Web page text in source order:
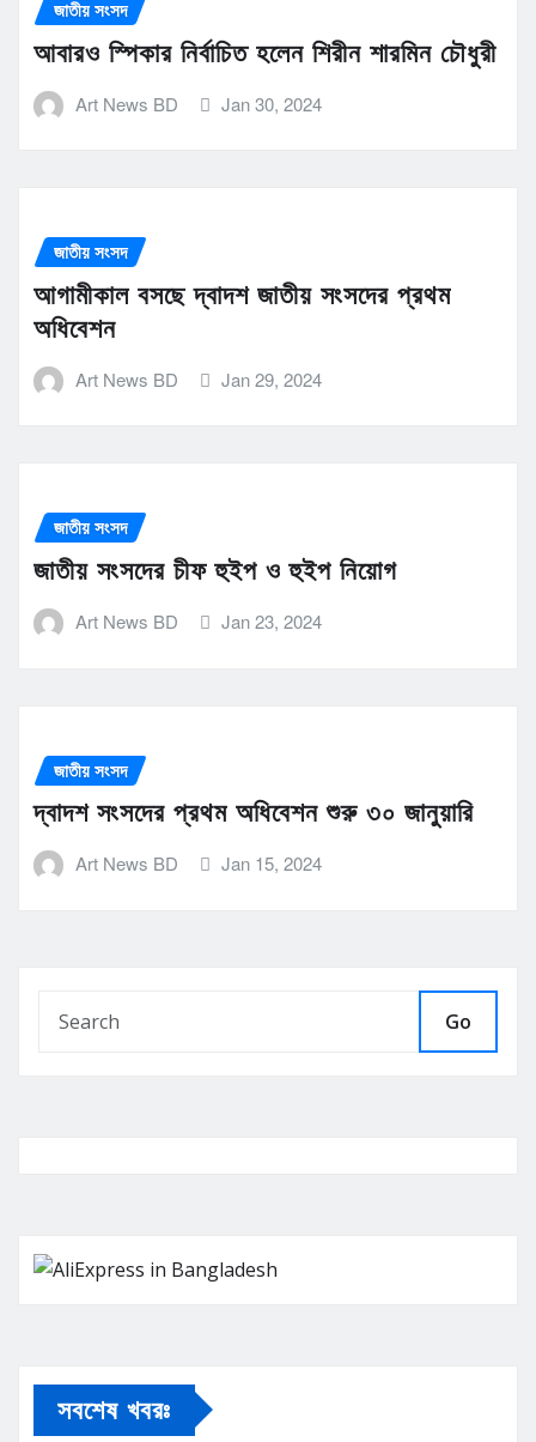
জাতীয় সংসদ
আবারও স্পিকার নির্বাচিত হলেন শিরীন শারমিন চৌধুরী
Art News BD Jan 30, 2024
জাতীয় সংসদ
আগামীকাল বসছে দ্বাদশ জাতীয় সংসদের প্রথম
অধিবেশন
Art News BD Jan 29, 2024
জাতীয় সংসদ
জাতীয় সংসদের চীফ হুইপ ও হুইপ নিয়োগ
Art News BD Jan 23, 2024
জাতীয় সংসদ
দ্বাদশ সংসদের প্রথম অধিবেশন শুরু ৩০ জানুয়ারি
Art News BD Jan 15, 2024
Go
সবশেষ খবরঃ